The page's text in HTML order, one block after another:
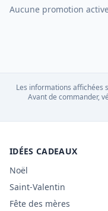
Aucune promotion
Les informations affichées
Avant de commander,
IDÉES CADEAUX
Noël
Saint-Valentin
Fête des mères